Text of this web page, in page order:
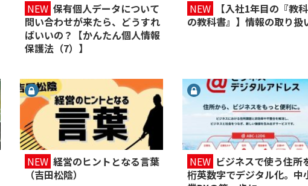
NEW 保有個人データについて
問い合わせが来たら、どうすれ
ばいいの？【かんたん個人情報
保護法（7）】
NEW
【入社1年目の『教
の教科書』】情報の取り扱
NEW 経営のヒントとなる言葉
（吉田松陰）
NEW ビジネスで使う住所
桁英数字でデジタル化。中